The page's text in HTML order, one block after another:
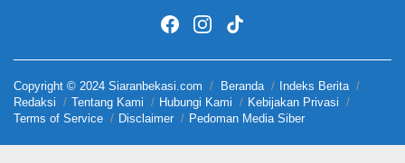
Copyright © 2024 Siaranbekasi.com Beranda
Indeks Berita
Redaksi
Tentang Kami Hubungi Kami
Kebijakan Privasi
Terms of Service
Disclaimer Pedoman Media Siber